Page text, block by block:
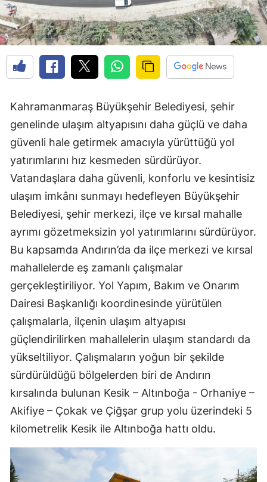
Kahramanmaraş Büyükşehir Belediyesi, şehir
genelinde ulaşım altyapısını daha güçlü ve daha
güvenli hale getirmek amacıyla yürüttüğü yol
yatırımlarını hız kesmeden sürdürüyor.
Vatandaşlara daha güvenli, konforlu ve kesintisiz
ulaşım imkânı sunmayı hedefleyen Büyükşehir
Belediyesi, şehir merkezi, ilçe ve kırsal mahalle
ayrımı gözetmeksizin yol yatırımlarını sürdürüyor.
Bu kapsamda Andırın’da da ilçe merkezi ve kırsal
mahallelerde eş zamanlı çalışmalar
gerçekleştiriliyor. Yol Yapım, Bakım ve Onarım
Dairesi Başkanlığı koordinesinde yürütülen
çalışmalarla, ilçenin ulaşım altyapısı
güçlendirilirken mahallelerin ulaşım standardı da
yükseltiliyor. Çalışmaların yoğun bir şekilde
sürdürüldüğü bölgelerden biri de Andırın
kırsalında bulunan Kesik – Altınboğa - Orhaniye –
Akifiye – Çokak ve Çiğşar grup yolu üzerindeki 5
kilometrelik Kesik ile Altınboğa hattı oldu.